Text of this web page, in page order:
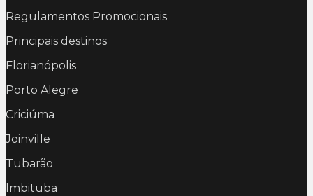
Regulamentos Promocionais
Principais destinos
Florianópolis
Porto Alegre
Criciúma
Joinville
Tubarão
Imbituba